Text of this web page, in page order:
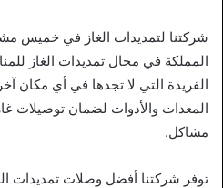
شركتنا لتمديدات الغاز في خميس
المملكة في مجال تمديدات الغاز
الفريدة التي لا تجدها في أي مكان
المعدات والأدوات لضمان توصيلات
مشاكل.
توفر شركتنا أفضل وصلات تمديدات